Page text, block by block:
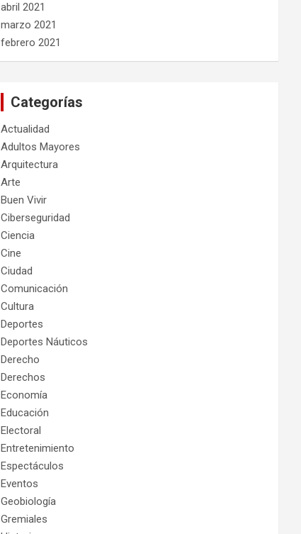
abril 2021
marzo 2021
febrero 2021
Categorías
Actualidad
Adultos Mayores
Arquitectura
Arte
Buen Vivir
Ciberseguridad
Ciencia
Cine
Ciudad
Comunicación
Cultura
Deportes
Deportes Náuticos
Derecho
Derechos
Economía
Educación
Electoral
Entretenimiento
Espectáculos
Eventos
Geobiología
Gremiales